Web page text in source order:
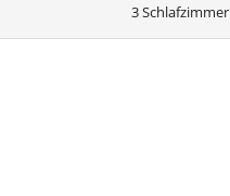
3 Schlafzimmer